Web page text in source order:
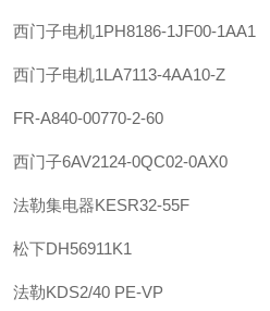
西门子电机1PH8186-1JF00-1AA1
西门子电机1LA7113-4AA10-Z
FR-A840-00770-2-60
西门子6AV2124-0QC02-0AX0
法勒集电器KESR32-55F
松下DH56911K1
法勒KDS2/40 PE-VP